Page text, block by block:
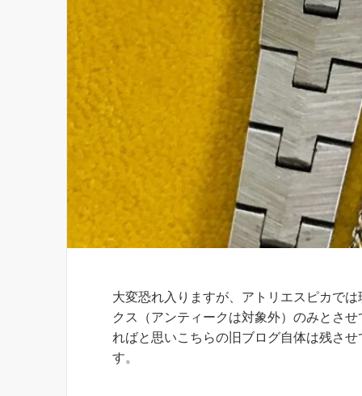
大変恐れ入りますが、アトリエスピカで
クス（アンティークは対象外）のみとさ
ればと思いこちらの旧ブログ自体は残さ
す。